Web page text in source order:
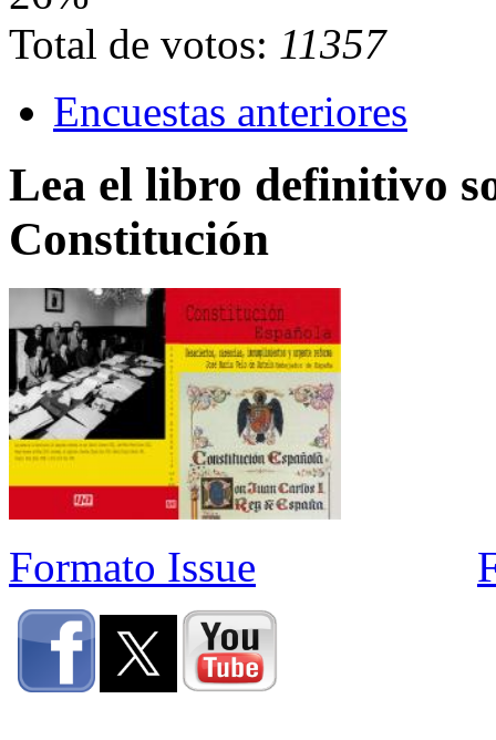
Total de votos: 11357
Encuestas anteriores
Lea el libro definitivo
Constitución
Formato Issue